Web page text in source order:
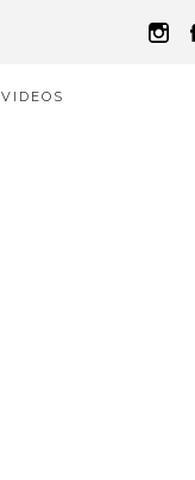
VIDEOS